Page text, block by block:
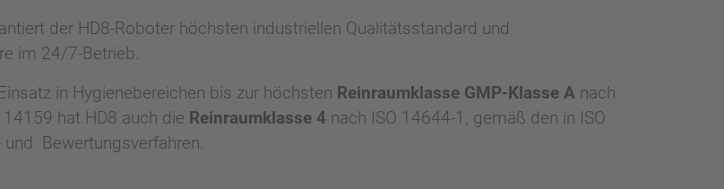
der HD8-Roboter höchsten industriellen Qualitätsstandard und
im 24/7-Betrieb.
in Hygienebereichen bis zur höchsten Reinraumklasse GMP-Klasse A nach
14159 hat HD8 auch die Reinraumklasse 4 nach ISO 14644-1, gemäß den in ISO
Bewertungsverfahren.